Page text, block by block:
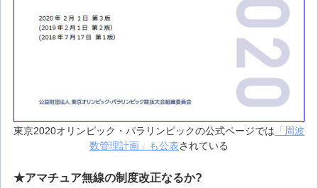
東京2020オリンピック・パラリンピックの公式ページでは 「周波
数管理計画」も公表されている
★アマチュア無線の制度改正なるか?